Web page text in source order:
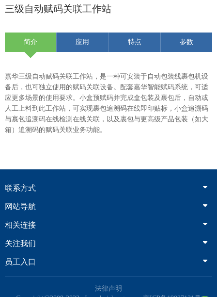
三级自动赋码关联工作站
简介 应用 特点 参数
嘉华三级自动赋码关联工作站，是一种可安装于自动包装线裹包机设
备后，也可独立使用的赋码关联设备。配套嘉华智能赋码系统，可适
应更多场景的使用要求。小盒预赋码并完成盒包装及裹包后，自动或
人工上料到此工作站，可实现裹包追溯码在线即印贴标，小盒追溯码
与裹包追溯码在线检测在线关联，以及裹包与更高级产品包装（如大
箱）追溯码的赋码关联业务功能。
联系方式
网站导航
相关连接
关注我们
员工入口
法律声明